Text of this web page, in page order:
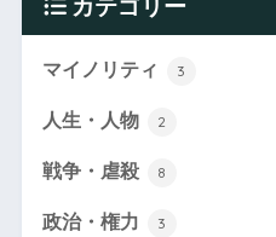
カテゴリー
マイノリティ 3
人生・人物 2
戦争・虐殺 8
政治・権力 3